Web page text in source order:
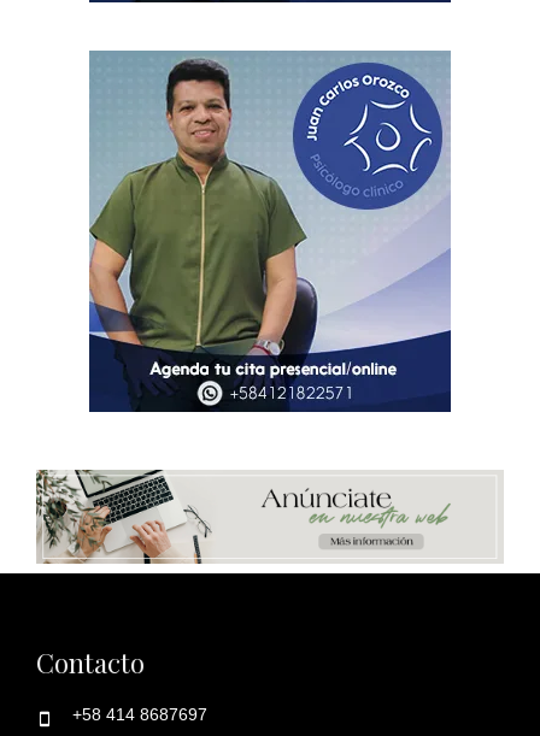
Contacto
+58 414 8687697